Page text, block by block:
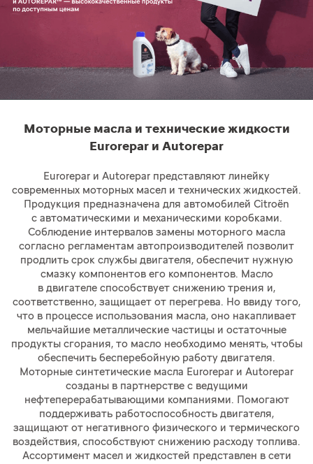
Моторные масла и технические жидкости
Eurorepar и Autorepar
Eurorepar и Autorepar представляют линейку
современных моторных масел и технических жидкостей.
Продукция предназначена для автомобилей Citroёn
с автоматическими и механическими коробками.
Соблюдение интервалов замены моторного масла
согласно регламентам автопроизводителей позволит
продлить срок службы двигателя, обеспечит нужную
смазку компонентов его компонентов. Масло
в двигателе способствует снижению трения и,
соответственно, защищает от перегрева. Но ввиду того,
что в процессе использования масла, оно накапливает
мельчайшие металлические частицы и остаточные
продукты сгорания, то масло необходимо менять, чтобы
обеспечить бесперебойную работу двигателя.
Моторные синтетические масла Eurorepar и Autorepar
созданы в партнерстве с ведущими
нефтеперерабатывающими компаниями. Помогают
поддерживать работоспособность двигателя,
защищают от негативного физического и термического
воздействия, способствуют снижению расходу топлива.
Ассортимент масел и жидкостей представлен в сети